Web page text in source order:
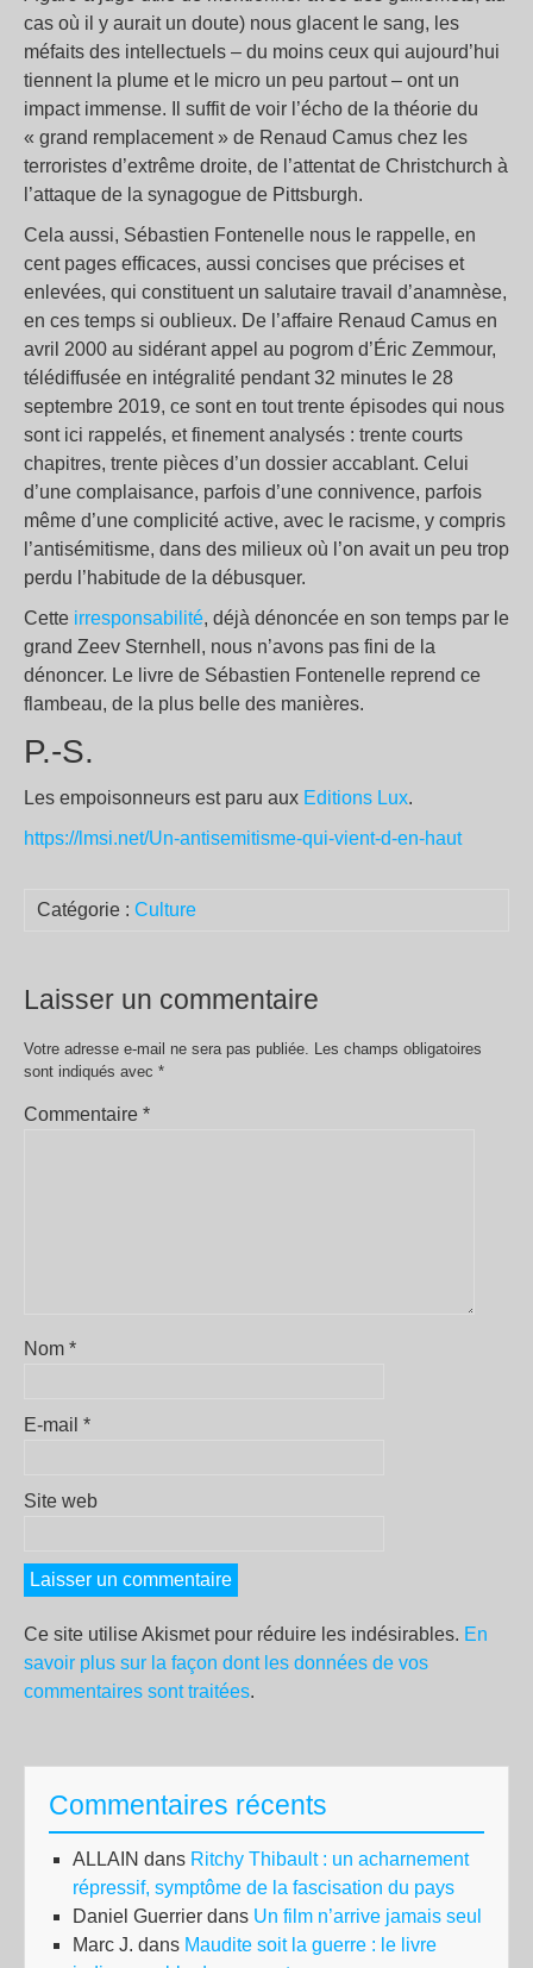
cas où il y aurait un doute) nous glacent le sang, les
méfaits des intellectuels – du moins ceux qui aujourd’hui
tiennent la plume et le micro un peu partout – ont un
impact immense. Il suffit de voir l’écho de la théorie du
« grand remplacement » de Renaud Camus chez les
terroristes d’extrême droite, de l’attentat de Christchurch à
l’attaque de la synagogue de Pittsburgh.
Cela aussi, Sébastien Fontenelle nous le rappelle, en
cent pages efficaces, aussi concises que précises et
enlevées, qui constituent un salutaire travail d’anamnèse,
en ces temps si oublieux. De l’affaire Renaud Camus en
avril 2000 au sidérant appel au pogrom d’Éric Zemmour,
télédiffusée en intégralité pendant 32 minutes le 28
septembre 2019, ce sont en tout trente épisodes qui nous
sont ici rappelés, et finement analysés : trente courts
chapitres, trente pièces d’un dossier accablant. Celui
d’une complaisance, parfois d’une connivence, parfois
même d’une complicité active, avec le racisme, y compris
l’antisémitisme, dans des milieux où l’on avait un peu trop
perdu l’habitude de la débusquer.
Cette irresponsabilité, déjà dénoncée en son temps par le
grand Zeev Sternhell, nous n’avons pas fini de la
dénoncer. Le livre de Sébastien Fontenelle reprend ce
flambeau, de la plus belle des manières.
P.-S.
Les empoisonneurs est paru aux Editions Lux.
https://lmsi.net/Un-antisemitisme-qui-vient-d-en-haut
Catégorie : Culture
Laisser un commentaire
Votre adresse e-mail ne sera pas publiée. Les champs obligatoires
sont indiqués avec *
Commentaire *
Nom *
E-mail *
Site web
Ce site utilise Akismet pour réduire les indésirables. En
savoir plus sur la façon dont les données de vos
commentaires sont traitées.
Commentaires récents
ALLAIN dans Ritchy Thibault : un acharnement
répressif, symptôme de la fascisation du pays
Daniel Guerrier dans Un film n’arrive jamais seul
Marc J. dans Maudite soit la guerre : le livre